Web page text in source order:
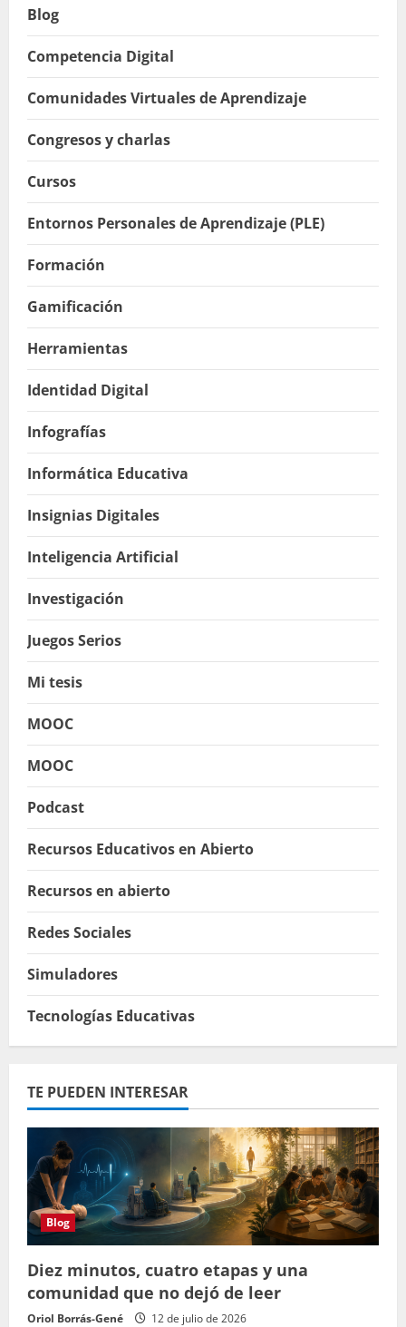
Blog
Competencia Digital
Comunidades Virtuales de Aprendizaje
Congresos y charlas
Cursos
Entornos Personales de Aprendizaje (PLE)
Formación
Gamificación
Herramientas
Identidad Digital
Infografías
Informática Educativa
Insignias Digitales
Inteligencia Artificial
Investigación
Juegos Serios
Mi tesis
MOOC
MOOC
Podcast
Recursos Educativos en Abierto
Recursos en abierto
Redes Sociales
Simuladores
Tecnologías Educativas
TE PUEDEN INTERESAR
Blog
Diez minutos, cuatro etapas y una
comunidad que no dejó de leer
Oriol Borrás-Gené 12 de julio de 2026